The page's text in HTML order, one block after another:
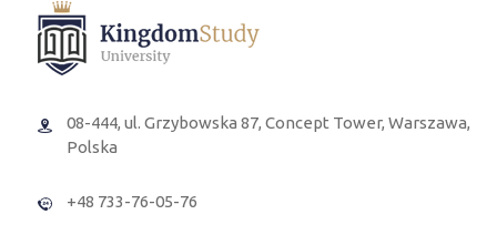
08-444, ul. Grzybowska 87, Concept Tower, Warszawa,
Polska
+48 733-76-05-76